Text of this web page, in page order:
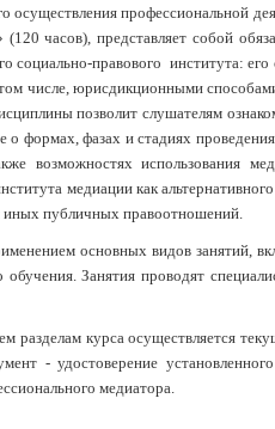
осуществления профессиональной
часов), представляет собой
социально-правового института:
числе, юрисдикционными
позволит слушателям
о формах, фазах и стадиях
возможностях использования
медиации как
иных публичных правоотношений.
основных видов занятий,
обучения. Занятия проводят
разделам курса осуществляется
- удостоверение
медиатора.